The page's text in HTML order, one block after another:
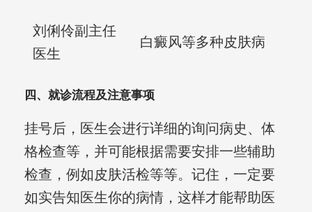
刘俐伶副主任
医生
白癜风等多种皮肤病
四、就诊流程及注意事项
挂号后，医生会进行详细的询问病史、体
格检查等，并可能根据需要安排一些辅助
检查，例如皮肤活检等等。记住，一定要
如实告知医生你的病情，这样才能帮助医